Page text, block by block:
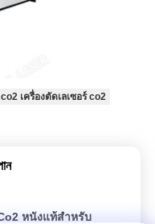
เครื่องตัดเลเซอร์ co2
หนังแท้สำหรับ